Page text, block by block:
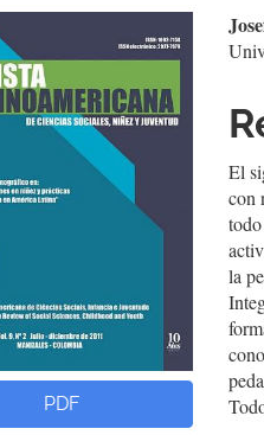
PDF
El
con
la